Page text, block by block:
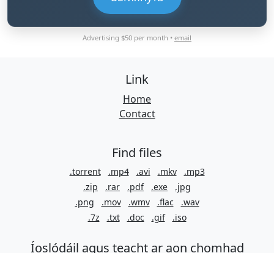
Advertising $50 per month • email
Link
Home
Contact
Find files
.torrent .mp4 .avi .mkv
.mp3
.zip
.rar .pdf .exe
.jpg
.png
.mov .wmv .flac
.wav
.7z
.txt .doc .gif .iso
Íoslódáil agus teacht ar aon chomhad